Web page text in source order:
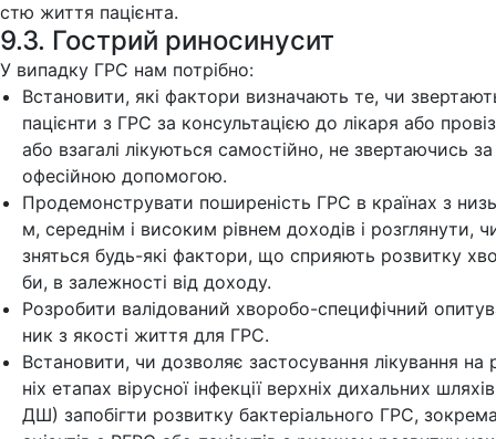
стю життя пацієнта.
9.3. Гострий риносинусит
У випадку ГРС нам потрібно:
Встановити, які фактори визначають те, чи
пацієнти з ГРС за консультацією до лікаря або
або взагалі лікуються самостійно, не звертаючись
офесійною допомогою.
Продемонструвати поширеність ГРС в країнах з
м, середнім і високим рівнем доходів і розглянути,
зняться будь-які фактори, що сприяють розвитку
би, в залежності від доходу.
Розробити валідований хворобо-специфічний
ник з якості життя для ГРС.
Встановити, чи дозволяє застосування лікування на
ніх етапах вірусної інфекції верхніх дихальних
ДШ) запобігти розвитку бактеріального ГРС,